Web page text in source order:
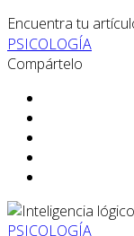
Encuentra tu
PSICOLOGÍA
Compártelo
PSICOLOGÍA